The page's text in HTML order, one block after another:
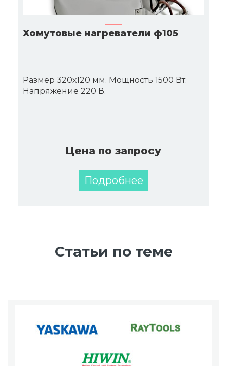
Хомутовые нагреватели ф105
Размер 320х120 мм. Мощность 1500 Вт.
Напряжение 220 В.
Цена по запросу
Подробнее
Статьи по теме